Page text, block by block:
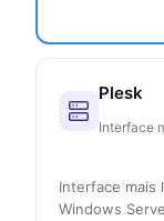
Plesk
Interface
Interface mais
Windows